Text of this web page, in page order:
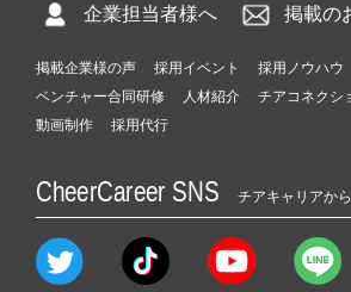
企業担当者様へ 掲載の
掲載企業様の声 採用イベント 採用ノウハウ
ベンチャー合同研修
人材紹介 チアコネクシ
動画制作
採用代行
CheerCareer SNS チアキャリアか